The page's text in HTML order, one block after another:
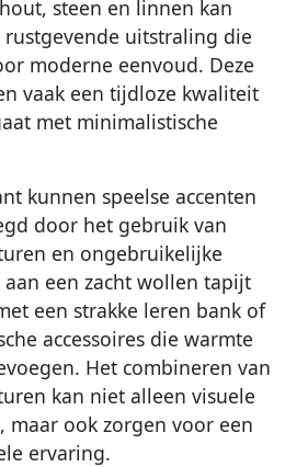
steen en linnen kan
uitstraling die
moderne eenvoud. Deze
vaak een tijdloze kwaliteit
met minimalistische
kunnen speelse accenten
door het gebruik van
en ongebruikelijke
een zacht wollen tapijt
een strakke leren bank of
accessoires die warmte
Het combineren van
kan niet alleen visuele
maar ook zorgen voor een
ervaring.